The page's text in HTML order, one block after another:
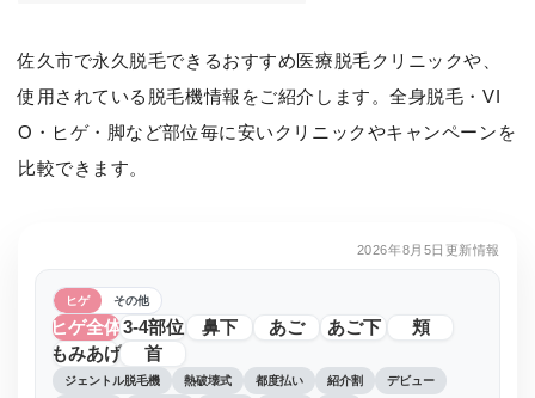
佐久市で永久脱毛できるおすすめ医療脱毛クリニックや、
使用されている脱毛機情報をご紹介します。全身脱毛・VI
O・ヒゲ・脚など部位毎に安いクリニックやキャンペーンを
比較できます。
2026年8月5日更新情報
ヒゲ その他
ヒゲ全体3-4部位 鼻下 あご あご下
頬
もみあげ
首
ジェントル脱毛機 熱破壊式 都度払い 紹介割 デビュー